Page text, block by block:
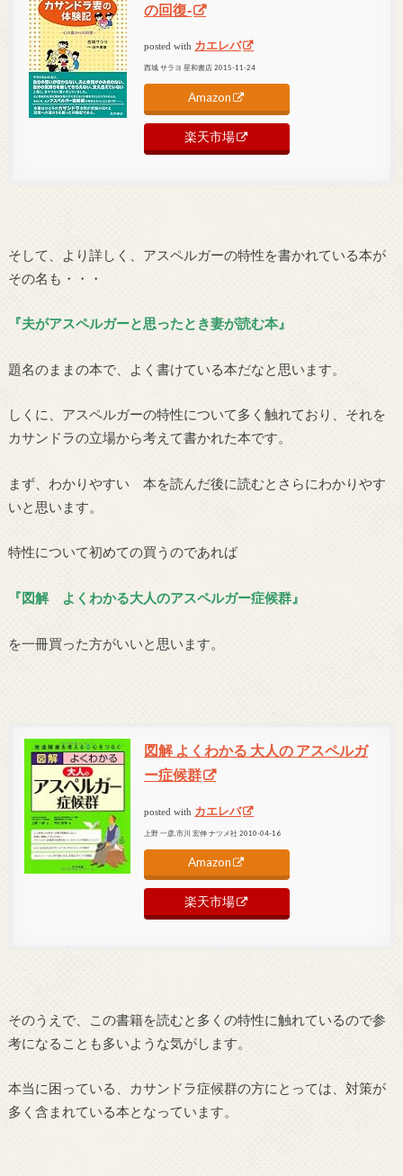
の回復‐
posted with カエレバ
西城 サラヨ 星和書店 2015-11-24
Amazon
楽天市場
そして、より詳しく、アスペルガーの特性を書かれている本が
その名も・・・
『夫がアスペルガーと思ったとき妻が読む本』
題名のままの本で、よく書けている本だなと思います。
しくに、アスペルガーの特性について多く触れており、それを
カサンドラの立場から考えて書かれた本です。
まず、わかりやすい 本を読んだ後に読むとさらにわかりやす
いと思います。
特性について初めての買うのであれば
『図解 よくわかる大人のアスペルガー症候群』
を一冊買った方がいいと思います。
図解 よくわかる 大人の アスペルガ
ー症候群
posted with カエレバ
上野 一彦,市川 宏伸 ナツメ社 2010-04-16
Amazon
楽天市場
そのうえで、この書籍を読むと多くの特性に触れているので参
考になることも多いような気がします。
本当に困っている、カサンドラ症候群の方にとっては、対策が
多く含まれている本となっています。